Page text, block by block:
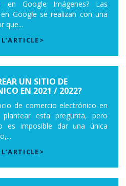
Google Imágenes? Las
Google se realizan con una
que...
UN SITIO DE
EN 2021 / 2022?
de comercio electrónico en
plantear esta pregunta, pero
es imposible dar una única